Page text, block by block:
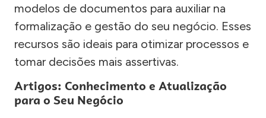
modelos de documentos para auxiliar na
formalização e gestão do seu negócio. Esses
recursos são ideais para otimizar processos e
tomar decisões mais assertivas.
Artigos: Conhecimento e Atualização
para o Seu Negócio